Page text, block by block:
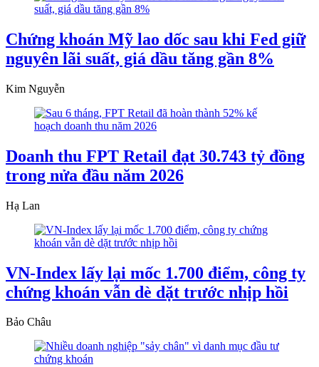
Chứng khoán Mỹ lao dốc sau khi Fed giữ
nguyên lãi suất, giá dầu tăng gần 8%
Kim Nguyễn
Doanh thu FPT Retail đạt 30.743 tỷ đồng
trong nửa đầu năm 2026
Hạ Lan
VN-Index lấy lại mốc 1.700 điểm, công ty
chứng khoán vẫn dè dặt trước nhịp hồi
Bảo Châu